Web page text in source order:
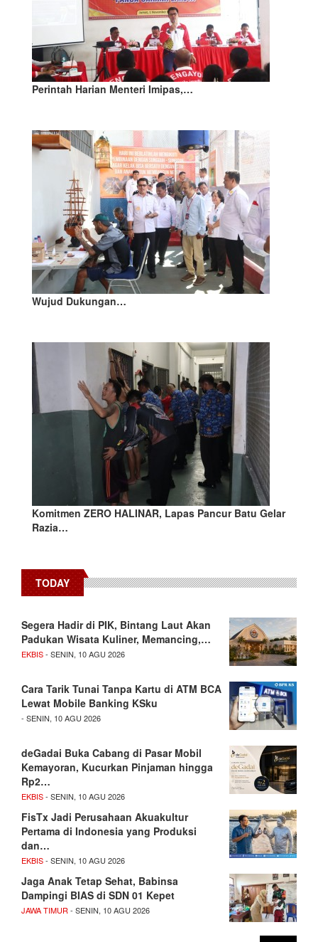
Perintah Harian Menteri Imipas,…
Wujud Dukungan…
Komitmen ZERO HALINAR, Lapas Pancur Batu Gelar
Razia…
TODAY
Segera Hadir di PIK, Bintang Laut Akan
Padukan Wisata Kuliner, Memancing,…
EKBIS- SENIN, 10 AGU 2026
Cara Tarik Tunai Tanpa Kartu di ATM BCA
Lewat Mobile Banking KSku
- SENIN, 10 AGU 2026
deGadai Buka Cabang di Pasar Mobil
Kemayoran, Kucurkan Pinjaman hingga
Rp2…
EKBIS- SENIN, 10 AGU 2026
FisTx Jadi Perusahaan Akuakultur
Pertama di Indonesia yang Produksi
dan…
EKBIS- SENIN, 10 AGU 2026
Jaga Anak Tetap Sehat, Babinsa
Dampingi BIAS di SDN 01 Kepet
JAWA TIMUR- SENIN, 10 AGU 2026